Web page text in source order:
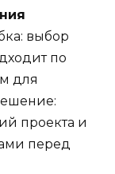
выбор
по
для
проекта и
перед